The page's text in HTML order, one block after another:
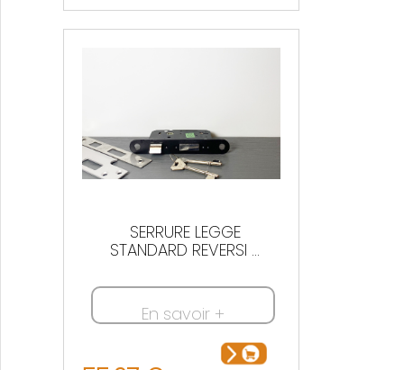
Nous contacter
SERRURE LEGGE
STANDARD REVERSI ...
En savoir +